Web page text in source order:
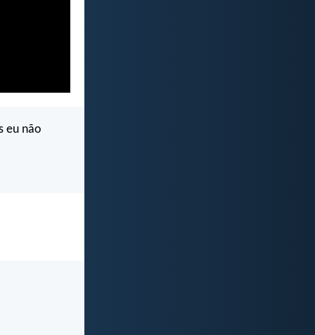
eu não